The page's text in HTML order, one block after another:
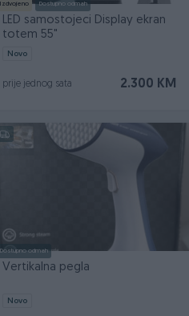
Izdvojeno Dostupno odmah
LED samostojeci Display ekran
totem 55"
Novo
2.300 KM
prije jednog sata
Dostupno odmah
Vertikalna pegla
Novo